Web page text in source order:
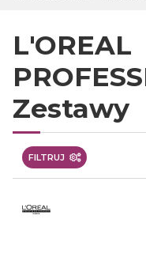
L'OREAL
Zestawy
FILTRUJ